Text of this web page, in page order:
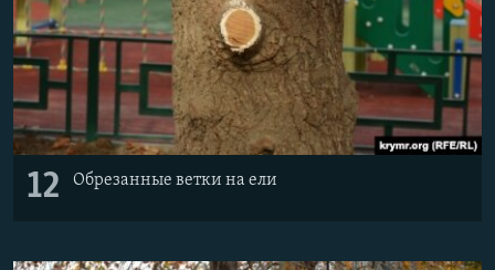
12 Обрезанные ветки на ели